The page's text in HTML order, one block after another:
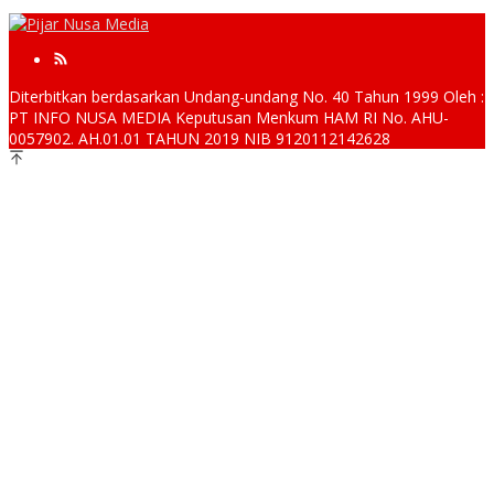
Diterbitkan berdasarkan Undang-undang No. 40 Tahun 1999 Oleh :
PT INFO NUSA MEDIA Keputusan Menkum HAM RI No. AHU-
0057902. AH.01.01 TAHUN 2019 NIB 9120112142628